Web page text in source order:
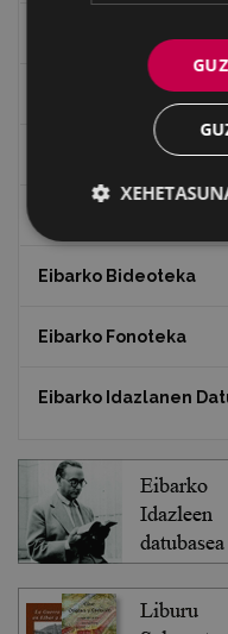
"Gure Herria"
Txostenak eta
Eibarko Bideoteka
Eibarko Fonoteka
Eibarko Idazlanen